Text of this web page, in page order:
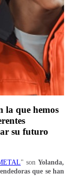
la que hemos
su futuro
" son Yolanda,
que se han